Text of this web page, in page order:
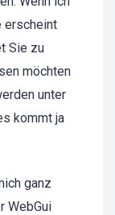
erscheint
Sie zu
möchten
unter
kommt ja
ganz
WebGui